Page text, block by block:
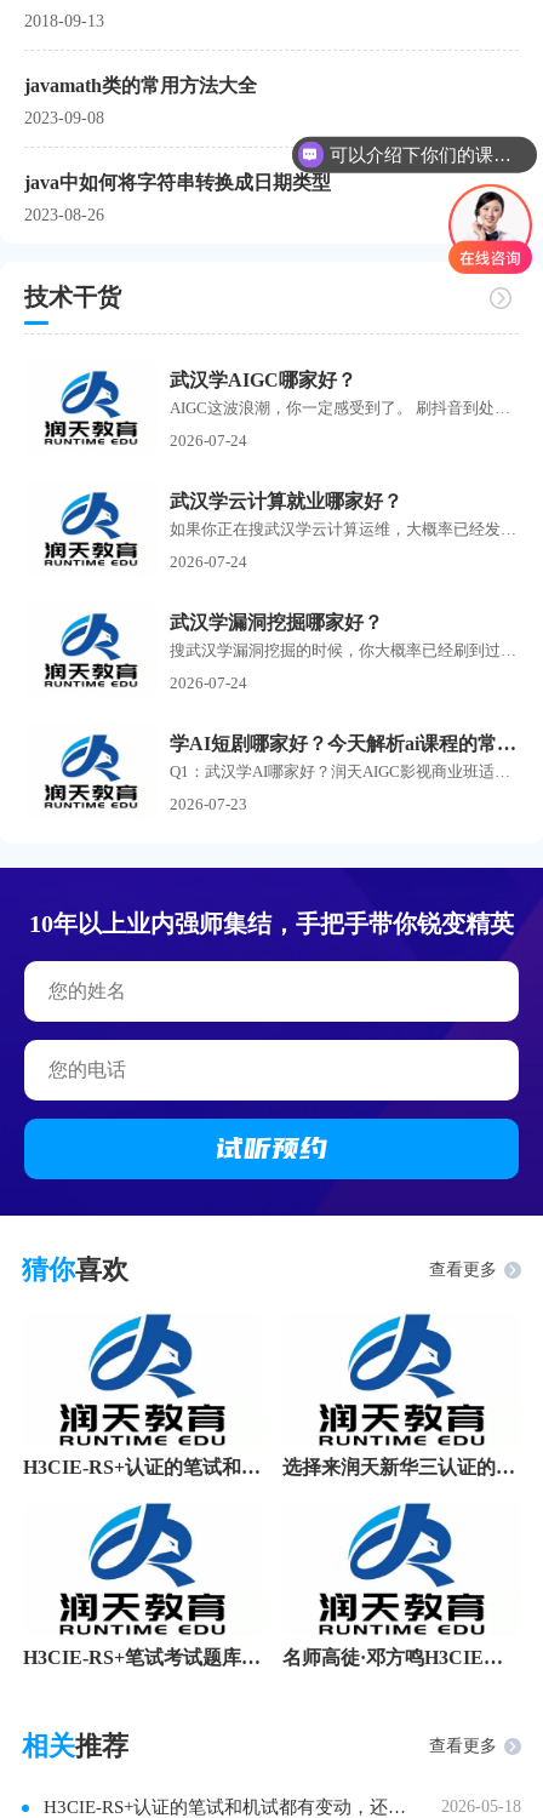
2018-09-13
javamath类的常用方法大全
2023-09-08
java中如何将字符串转换成日期类型
2023-08-26
技术干货
武汉学AIGC哪家好？
AIGC这波浪潮，你一定感受到了。 刷抖音到处是AI生成的短剧，刷小红书满屏AI绘画作品，朋友圈里有人开始靠AI接单赚钱了。搜武汉学AIGC的人越来越多，但问题也随之而来培训机构如雨...
2026-07-24
武汉学云计算就业哪家好？
如果你正在搜武汉学云计算运维，大概率已经发现了一个问题：满屏的培训机构广告，每家都说自己名师授课、实战教学、高薪就业，但到底哪家靠谱，根本分不清。 云计算运维这个方...
2026-07-24
武汉学漏洞挖掘哪家好？
搜武汉学漏洞挖掘的时候，你大概率已经刷到过一堆培训机构的广告了。 有打着零基础包就业旗号的，有号称30天速成渗透测试的，还有把你拉进群先听一节免费课再疯狂推销的。 说实...
2026-07-24
学AI短剧哪家好？今天解析ai课程的常见问答
Q1：武汉学AI哪家好？润天AIGC影视商业班适合零基础小白吗？ A：润天教育是武汉专业AI短剧、AI漫剧培训机构，零基础完全可以报名。课程不要求美术、剪辑、影视专业功底，从AI提示词...
2026-07-23
10年以上业内强师集结，手把手带你锐变精英
试听预约
猜你喜欢 查看更多
H3CIE-RS+认证的笔试和机试都有变动，还没考试的 选择来润天新华三认证的原因加一：学员认可的
H3CIE-RS+笔试考试题库也太稳定了，都是高分过！ 名师高徒·邓方鸣H3CIE黄埔精英班火热报名中，就
相关推荐 查看更多
H3CIE-RS+认证的笔试和机试都有变动，还没考试的 2026-05-18
可以介绍下你们的课程么？